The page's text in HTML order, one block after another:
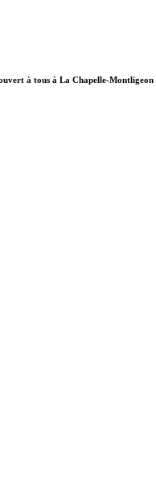
à tous à La Chapelle-Montligeon